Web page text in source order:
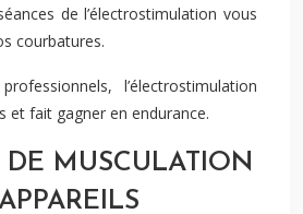
de l’électrostimulation vous
courbatures.
l’électrostimulation
et fait gagner en endurance.
MUSCULATION